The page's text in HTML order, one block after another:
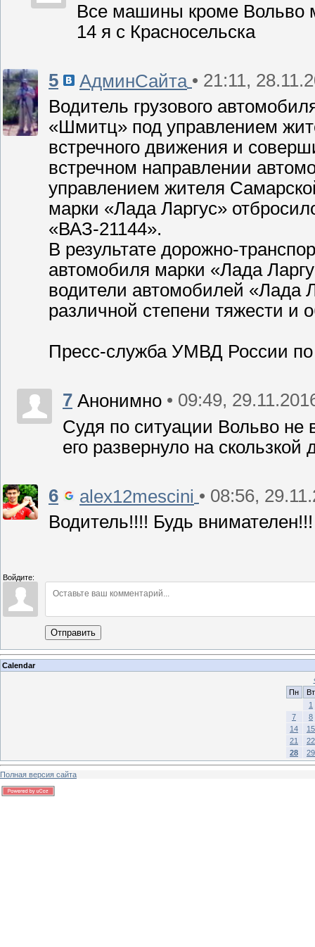
Все машины кроме Вольво
14 я с Красносельска
5 АдминСайта • 21:11,
Водитель грузового
«Шмитц» под управлением
встречного движения и
встречном направлении
управлением жителя
марки «Лада Ларгус»
«ВАЗ-21144».
В результате дорожно-
автомобиля марки «Лада
водители автомобилей «Лада
различной степени тяжести
Пресс-служба УМВД России по
7 Анонимно • 09:49,
Судя по ситуации Вольво не
его развернуло на скользкой
6 alex12mescini • 08:56,
Водитель!!!! Будь
Войдите:
Отправить
Calendar
Пн
Вт
1
7
8
14
15
21
22
28
29
Полная версия сайта